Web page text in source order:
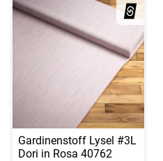
Gardinenstoff Lysel #3L
Dori in Rosa 40762